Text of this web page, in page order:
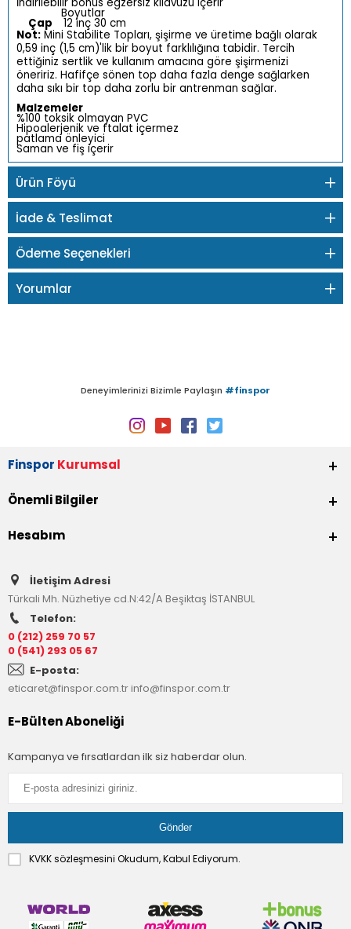
İndirilebilir bonus egzersiz kılavuzu içerir
Boyutlar
Çap 12 inç 30 cm
Not: Mini Stabilite Topları, şişirme ve üretime bağlı olarak
0,59 inç (1,5 cm)'lik bir boyut farklılığına tabidir. Tercih
ettiğiniz sertlik ve kullanım amacına göre şişirmenizi
öneririz. Hafifçe sönen top daha fazla denge sağlarken
daha sıkı bir top daha zorlu bir antrenman sağlar.
Malzemeler
%100 toksik olmayan PVC
Hipoalerjenik ve ftalat içermez
patlama önleyici
Saman ve fiş içerir
Ürün Föyü
İade & Teslimat
Ödeme Seçenekleri
Yorumlar
Deneyimlerinizi Bizimle Paylaşın #finspor
Finspor Kurumsal
Önemli Bilgiler
Hesabım
İletişim Adresi
Türkali Mh. Nüzhetiye cd.N:42/A Beşiktaş İSTANBUL
Telefon:
0 (212) 259 70 57
0 (541) 293 05 67
E-posta:
eticaret@finspor.com.trinfo@finspor.com.tr
E-Bülten Aboneliği
Kampanya ve fırsatlardan ilk siz haberdar olun.
KVKK sözleşmesini Okudum, Kabul Ediyorum.